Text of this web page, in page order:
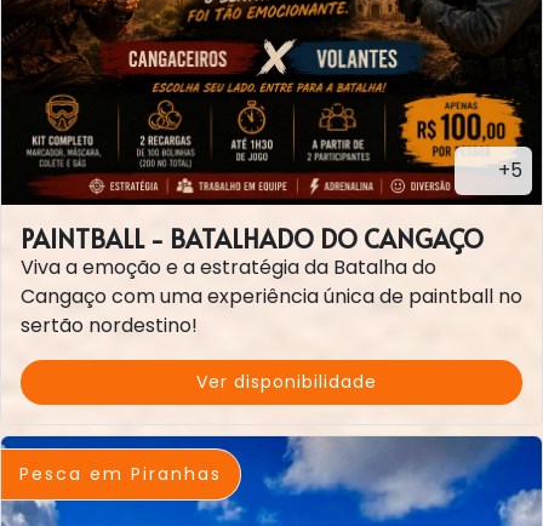
+5
PAINTBALL - BATALHADO DO CANGAÇO
Viva a emoção e a estratégia da Batalha do
Cangaço com uma experiência única de paintball no
sertão nordestino!
Ver disponibilidade
Pesca em Piranhas